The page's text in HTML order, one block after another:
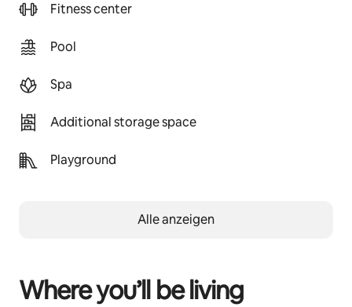
Fitness center
Pool
Spa
Additional storage space
Playground
Alle anzeigen
Where you’ll be living